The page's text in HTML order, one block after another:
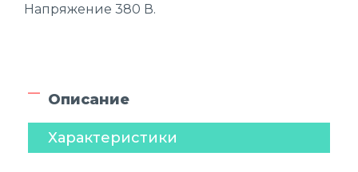
Напряжение 380 В.
Описание
Характеристики